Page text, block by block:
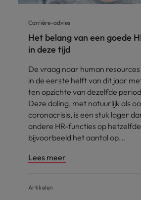
Carrière-advies
Het belang van een goede
in deze tijd
De vraag naar human
in de eerste helft van dit jaar
ten opzichte van dezelfde
Deze daling, met natuurlijk als
coronacrisis, is een stuk lager
andere HR-functies op
bijvoorbeeld het aantal op
Lees meer
Artikelen